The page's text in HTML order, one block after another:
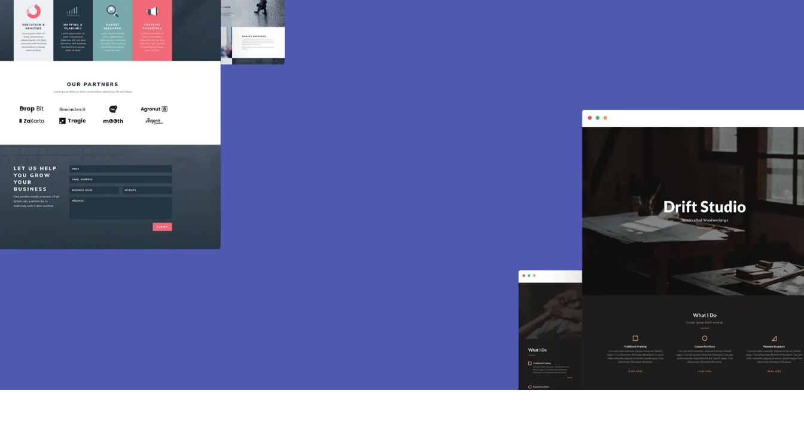
Création de site internet et e-commerce à Bouffémont
Des sites modernes, rapides et optimisés pour attirer des clients près de 95570 Bouffémont. Sites vitrines, e-commerce, SEO, maintenance…